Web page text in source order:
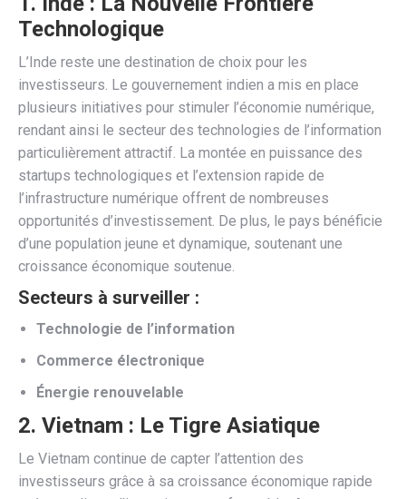
Technologique
L’Inde reste une destination de choix pour les
investisseurs. Le gouvernement indien a mis en place
plusieurs initiatives pour stimuler l’économie numérique,
rendant ainsi le secteur des technologies de l’information
particulièrement attractif. La montée en puissance des
startups technologiques et l’extension rapide de
l’infrastructure numérique offrent de nombreuses
opportunités d’investissement. De plus, le pays bénéficie
d’une population jeune et dynamique, soutenant une
croissance économique soutenue.
Secteurs à surveiller :
Technologie de l’information
Commerce électronique
Énergie renouvelable
2. Vietnam : Le Tigre Asiatique
Le Vietnam continue de capter l’attention des
investisseurs grâce à sa croissance économique rapide